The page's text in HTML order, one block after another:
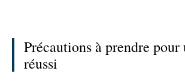
Précautions à prendre pour
réussi